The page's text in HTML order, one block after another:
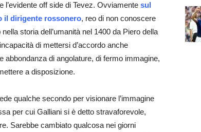
off side di Tevez. Ovviamente sul
il dirigente rossonero, reo di non conoscere
storia dell’umanità nel 1400 da Piero della
di mettersi d’accordo anche
abbondanza di angolature, di fermo immagine,
a disposizione.
qualche secondo per visionare l’immagine
per cui Galliani si è detto stravaforevole,
Sarebbe cambiato qualcosa nei giorni